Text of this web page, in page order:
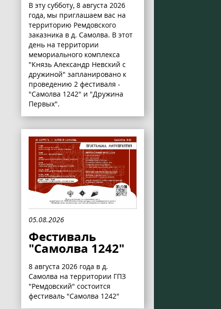
В эту субботу, 8 августа 2026
года, мы приглашаем вас на
территорию Ремдовского
заказника в д. Самолва. В этот
день на территории
мемориального комплекса
"Князь Александр Невский с
дружиной" запланировано к
проведению 2 фестиваля -
"Самолва 1242" и "Дружина
Первых".
05.08.2026
Фестиваль
"Самолва 1242"
8 августа 2026 года в д.
Самолва на территории ГПЗ
"Ремдовский" состоится
фестиваль "Самолва 1242"